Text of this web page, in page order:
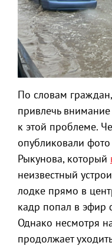
По словам
привлечь
к этой проблеме.
опубликовали
Рыкунова, который
неизвестный
лодке прямо в
кадр попал в эфир
Однако несмотря
продолжает